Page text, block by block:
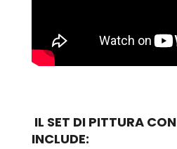
IL SET DI PITTURA
INCLUDE: